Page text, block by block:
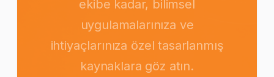
ekibe kadar, bilimsel
uygulamalarınıza ve
ihtiyaçlarınıza özel tasarlanmış
kaynaklara göz atın.